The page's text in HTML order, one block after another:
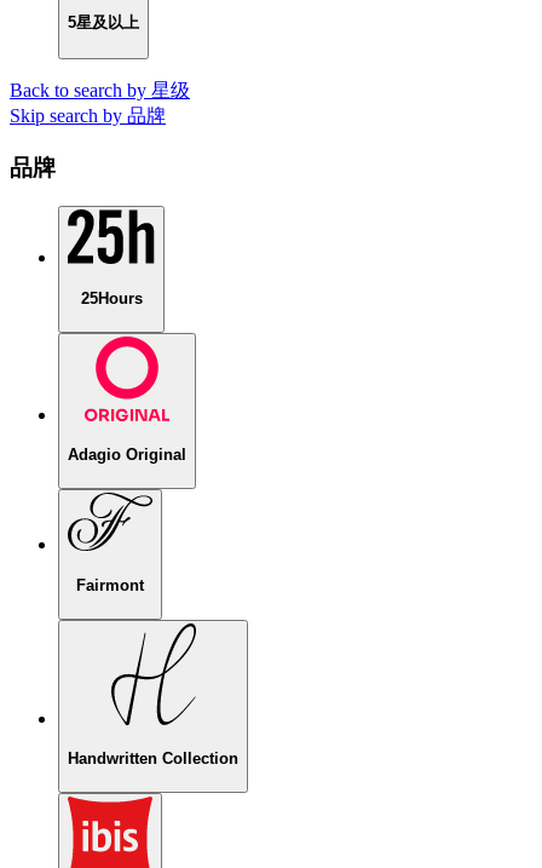
5星及以上
Back to search by 星级
Skip search by 品牌
品牌
25Hours
Adagio Original
Fairmont
Handwritten Collection